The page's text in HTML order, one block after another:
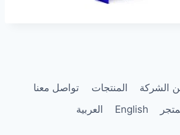
الشركة المنتجات
تواصل معنا
English العربية